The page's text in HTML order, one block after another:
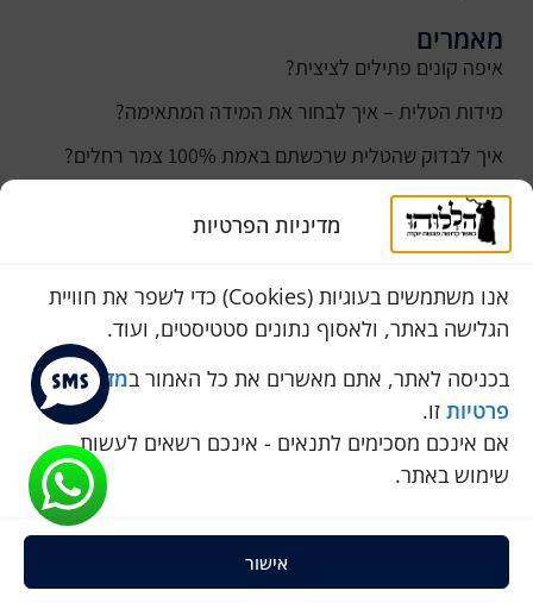
מדיניות הפרטיות
אנו משתמשים בעוגיות (Cookies) כדי לשפר את חוויית
הגלישה באתר, ולאסוף נתונים סטטיסטים, ועוד.
בכניסה לאתר, אתם מאשרים את כל האמור במדיניות
פרטיות זו.
אם אינכם מסכימים לתנאים - אינכם רשאים לעשות
שימוש באתר.
אישור
מאמרים
איפה קונים פתילים לציצית?
מידות הטלית – איך לבחור את המידה המתאימה?
איך לבדוק שהטלית שרכשתם באמת 100% צמר רחלים?
למה נהוג לקנות טלית לחתן ביום חתונתו?
כמה עולה טלית לחתן
סוגי טליתות
שירות לקוחות
050-774-8845
הכחול 10 א.ת, כנות
pini.mixum@gmail.com